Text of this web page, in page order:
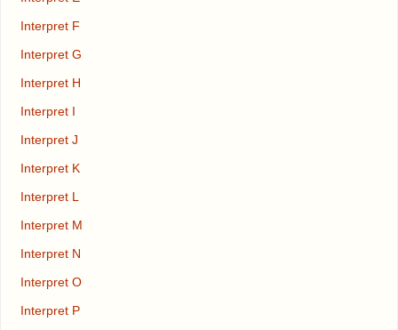
Interpret F
Interpret G
Interpret H
Interpret I
Interpret J
Interpret K
Interpret L
Interpret M
Interpret N
Interpret O
Interpret P